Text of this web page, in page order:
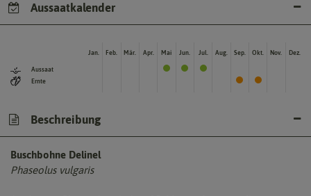
Aussaatkalender
Aussaat
Ernte
Jan. Feb. Mär. Apr. Mai Jun. Jul. Aug. Sep. Okt. Nov. Dez.
Beschreibung
Buschbohne Delinel
Phaseolus vulgaris